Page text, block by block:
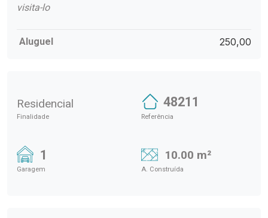
visita-lo
Aluguel 250,00
Residencial
Finalidade
48211
Referência
1
Garagem
10.00 m²
A. Construída